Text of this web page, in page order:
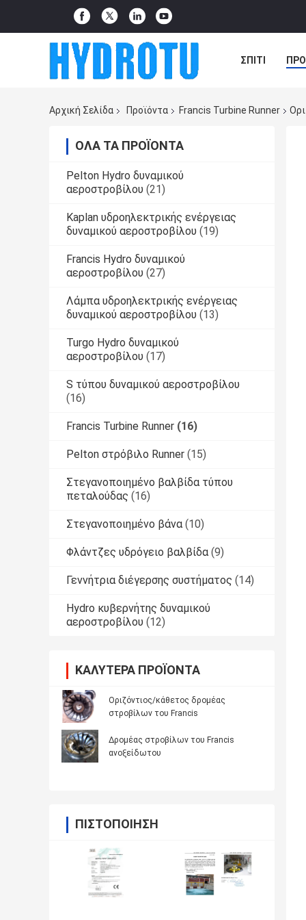
ΣΠΊΤΙ
Αρχική Σελίδα
Προϊόντα Francis Turbine Runner
ΌΛΑ ΤΑ ΠΡΟΪΌΝΤΑ
Pelton Hydro δυναμικού
αεροστροβίλου (21)
Kaplan υδροηλεκτρικής ενέργειας
δυναμικού αεροστροβίλου (19)
Francis Hydro δυναμικού
αεροστροβίλου (27)
Λάμπα υδροηλεκτρικής ενέργειας
δυναμικού αεροστροβίλου (13)
Turgo Hydro δυναμικού
αεροστροβίλου (17)
S τύπου δυναμικού αεροστροβίλου
(16)
Francis Turbine Runner (16)
Pelton στρόβιλο Runner (15)
Στεγανοποιημένο βαλβίδα τύπου
πεταλούδας (16)
Στεγανοποιημένο βάνα (10)
Φλάντζες υδρόγειο βαλβίδα (9)
Γεννήτρια διέγερσης συστήματος (14)
Hydro κυβερνήτης δυναμικού
αεροστροβίλου (12)
ΚΑΛΎΤΕΡΑ ΠΡΟΪΌΝΤΑ
Οριζόντιος/κάθετος δρομέας
στροβίλων του Francis
Δρομέας στροβίλων του Francis
ανοξείδωτου
ΠΙΣΤΟΠΟΊΗΣΗ